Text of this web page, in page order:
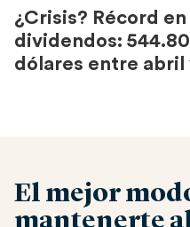
¿Crisis? Récord
dividendos:
dólares entre abril
El mejor
mantenerte